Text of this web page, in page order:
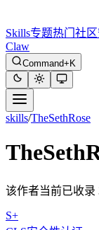
Skills专题热门 社区
Claw
Command+K
skills/TheSethRose
该作者当前已收录
S+